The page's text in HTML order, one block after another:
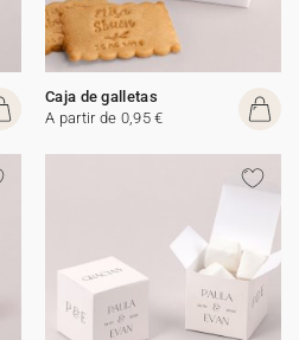
Caja de galletas
A partir de 0,95 €